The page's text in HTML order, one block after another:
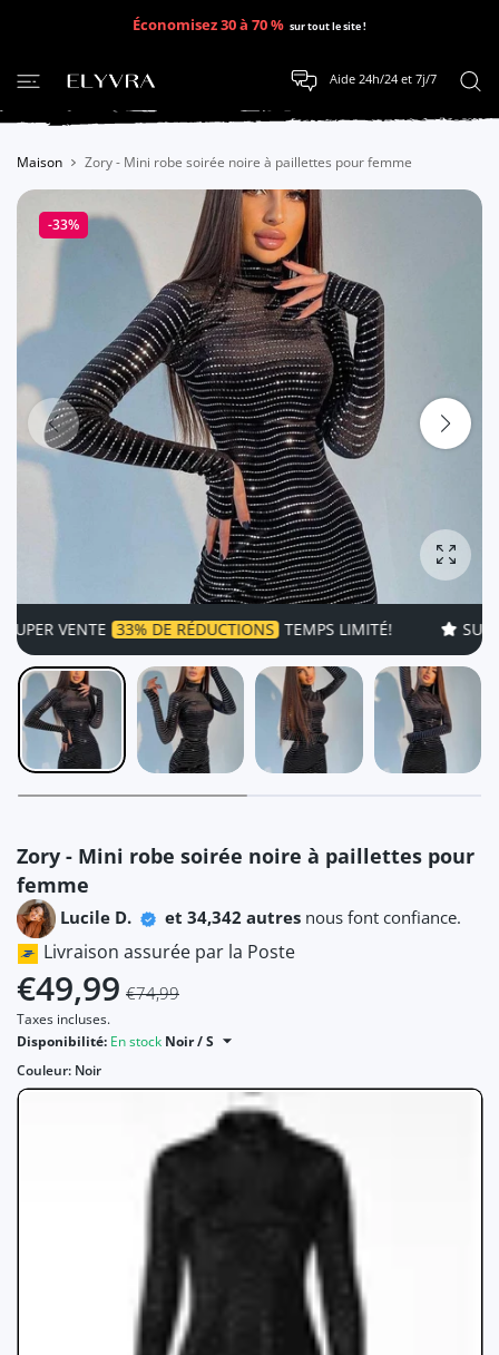
Économisez 30 à 70 % sur tout le site !
Aide 24h/24 et 7j/7
Maison Zory - Mini robe soirée noire à paillettes pour femme
VENTE 33% DE RÉDUCTIONS TEMPS LIMITÉ! SUPER
-33%
Zory - Mini robe soirée noire à paillettes pour
femme
Lucile D. et 34,342 autres nous font confiance.
Livraison assurée par la Poste
€49,99 €74,99
Taxes incluses.
Disponibilité: En stock Noir / S
Couleur: Noir